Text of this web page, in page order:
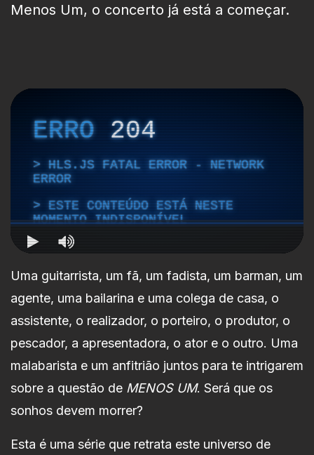
Menos Um, o concerto já está a começar.
Uma guitarrista, um fã, um fadista, um barman, um
agente, uma bailarina e uma colega de casa, o
assistente, o realizador, o porteiro, o produtor, o
pescador, a apresentadora, o ator e o outro. Uma
malabarista e um anfitrião juntos para te intrigarem
sobre a questão de MENOS UM. Será que os
sonhos devem morrer?
Esta é uma série que retrata este universo de